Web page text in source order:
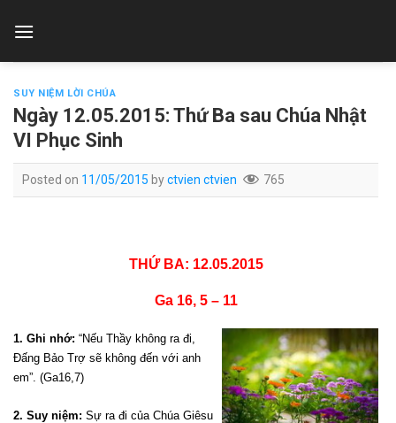
SUY NIỆM LỜI CHÚA
Ngày 12.05.2015: Thứ Ba sau Chúa Nhật
VI Phục Sinh
Posted on 11/05/2015 byctvien ctvien 765
THỨ BA: 12.05.2015
Ga 16, 5 – 11
1. Ghi nhớ: “Nếu Thầy không ra đi,
Đấng Bảo Trợ sẽ không đến với anh
em”. (Ga16,7)
2. Suy niệm: Sự ra đi của Chúa Giêsu